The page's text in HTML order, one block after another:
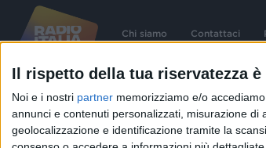
Il rispetto della tua riservatezza
Noi e i nostri partner memorizziamo e/o
annunci e contenuti personalizzati, misurazione di
geolocalizzazione e identificazione tramite la
Chi siamo Contattaci
©2026RADIO ITALIA S.p.A. P.IVA 06832230152 | Tutti i
contenute nel sito sono stati assolti gli obblighi derivanti
connessi.
Capitale Sociale € 580.000,00 interamente versato. Iscr.